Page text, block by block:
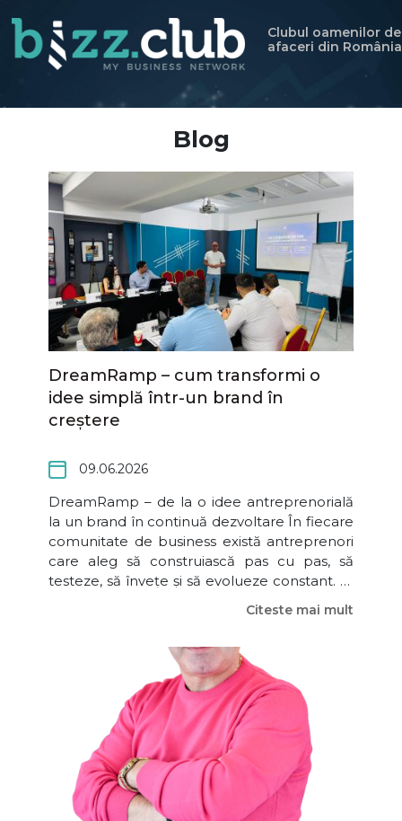
Clubul oamenilor de
afaceri din România
Blog
DreamRamp – cum transformi o
idee simplă într-un brand în
creștere
09.06.2026
DreamRamp – de la o idee antreprenorială
la un brand în continuă dezvoltare În fiecare
comunitate de business există antreprenori
care aleg să construiască pas cu pas, să
testeze, să învețe și să evolueze constant. În
cadrul întâlnirii BIZZ.CLUB Timișoara – grupa
Citeste mai mult